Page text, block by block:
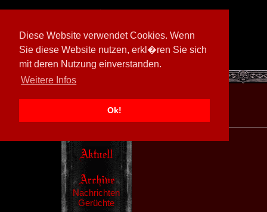
Diese Website verwendet Cookies. Wenn
Sie diese Website nutzen, erkl�ren Sie sich
mit deren Nutzung einverstanden.
Weitere Infos
Ok!
[ 605026/M3]
Nachrichten
Gerüchte